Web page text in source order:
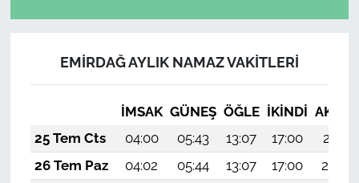
EMİRDAĞ AYLIK NAMAZ VAKITLERI
İMSAK GÜNEŞ ÖĞLE İKINDI
25 Tem Cts
04:00 05:43 13:07 17:00
20:21
26 Tem Paz
04:02 05:44 13:07 17:00
20:20